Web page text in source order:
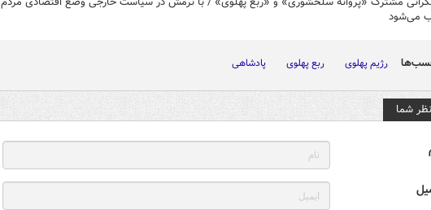
می‌شود
رژیم پهلوی ربع پهلوی پادشاهی
نظر شما